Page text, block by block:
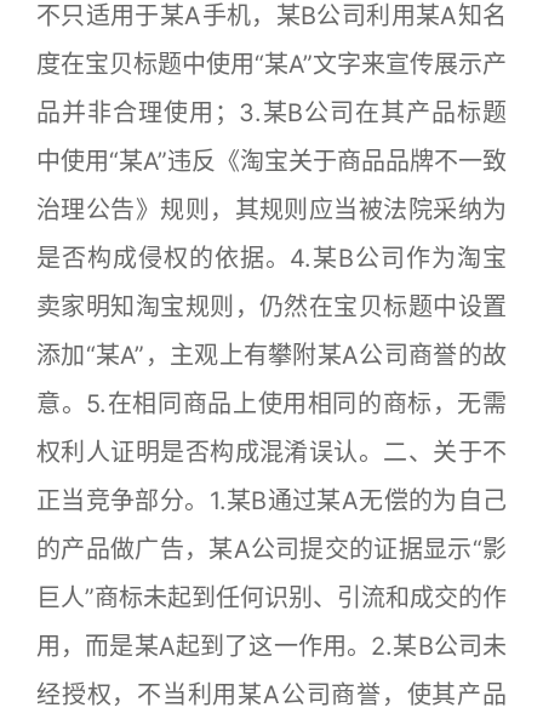
不只适用于某A手机，某B公司利用某A知名
度在宝贝标题中使用“某A”文字来宣传展示产
品并非合理使用；3.某B公司在其产品标题
中使用“某A”违反《淘宝关于商品品牌不一致
治理公告》规则，其规则应当被法院采纳为
是否构成侵权的依据。4.某B公司作为淘宝
卖家明知淘宝规则，仍然在宝贝标题中设置
添加“某A”，主观上有攀附某A公司商誉的故
意。5.在相同商品上使用相同的商标，无需
权利人证明是否构成混淆误认。二、关于不
正当竞争部分。1.某B通过某A无偿的为自己
的产品做广告，某A公司提交的证据显示“影
巨人”商标未起到任何识别、引流和成交的作
用，而是某A起到了这一作用。2.某B公司未
经授权，不当利用某A公司商誉，使其产品